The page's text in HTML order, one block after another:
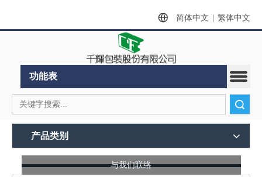
简体中文 繁体中文
功能表
产品类别
与我们联络